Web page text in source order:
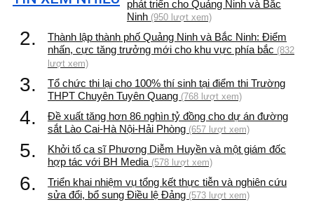
phát triển cho Quảng Ninh và Bắc
Ninh (950 lượt xem)
2.
Thành lập thành phố Quảng Ninh và Bắc Ninh: Điểm
nhấn, cực tăng trưởng mới cho khu vực phía bắc (832
lượt xem)
3.
Tổ chức thi lại cho 100% thí sinh tại điểm thi Trường
THPT Chuyên Tuyên Quang (768 lượt xem)
4.
Đề xuất tăng hơn 86 nghìn tỷ đồng cho dự án đường
sắt Lào Cai-Hà Nội-Hải Phòng (657 lượt xem)
5.
Khởi tố ca sĩ Phương Diễm Huyền và một giám đốc
hợp tác với BH Media (578 lượt xem)
6.
Triển khai nhiệm vụ tổng kết thực tiễn và nghiên cứu
sửa đổi, bổ sung Điều lệ Đảng (573 lượt xem)